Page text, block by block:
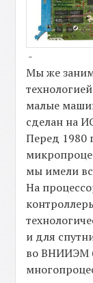
-
Мы же
малые
сделан на
Перед 1980
мы имели
На
и для
во ВНИИЭМ